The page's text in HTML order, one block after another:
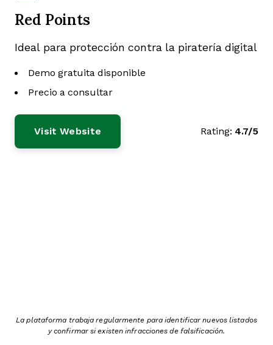
Red Points
Ideal para protección contra la piratería digital
Demo gratuita disponible
Precio a consultar
Visit Website Rating: 4.7/5
La plataforma trabaja regularmente para identificar nuevos listados
y confirmar si existen infracciones de falsificación.